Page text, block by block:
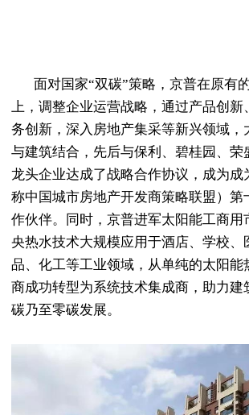
面对国家“双碳”策略，京普在原有
上，调整企业运营战略，通过产品创新
务创新，深入房地产集采等新兴领域，
与建筑结合，先后与保利、碧桂园、荣
龙头企业达成了战略合作协议，成为成
称中国城市房地产开发商策略联盟）第
作伙伴。同时，京普进军太阳能工商用
央热水技术大规模应用于酒店、学校、
品、化工等工业领域，从单纯的太阳能
商成功转型为系统技术集成商，助力建
碳乃至零碳发展。